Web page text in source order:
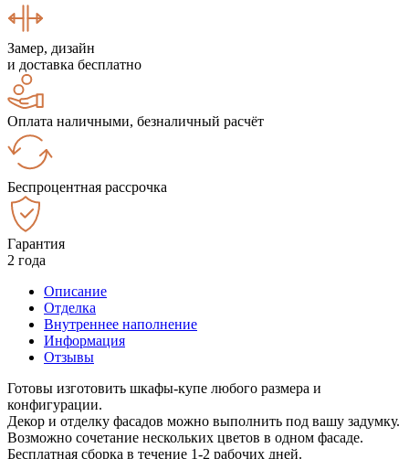
Замер, дизайн
и доставка бесплатно
Оплата наличными, безналичный расчёт
Беспроцентная рассрочка
Гарантия
2 года
Описание
Отделка
Внутреннее наполнение
Информация
Отзывы
Готовы изготовить шкафы-купе любого размера и
конфигурации.
Декор и отделку фасадов можно выполнить под вашу задумку.
Возможно сочетание нескольких цветов в одном фасаде.
Бесплатная сборка в течение 1-2 рабочих дней.